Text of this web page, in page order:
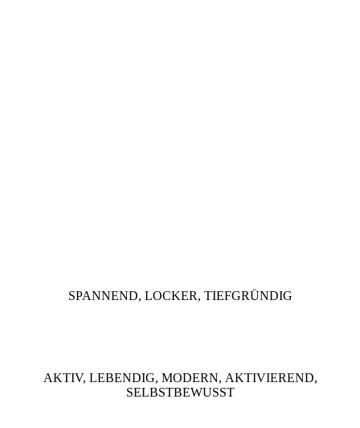
SPANNEND, LOCKER, TIEFGRÜNDIG
AKTIV, LEBENDIG, MODERN, AKTIVIEREND,
SELBSTBEWUSST